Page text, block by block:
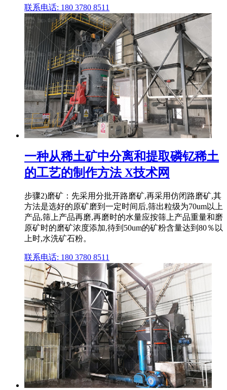
联系电话: 180 3780 8511
一种从稀土矿中分离和提取磷钇稀土
的工艺的制作方法 X技术网
步骤2)磨矿：先采用分批开路磨矿,再采用仿闭路磨矿,其
方法是选好的原矿磨到一定时间后,筛出粒级为70um以上
产品,筛上产品再磨,再磨时的水量应按筛上产品重量和磨
原矿时的磨矿浓度添加,待到50um的矿粉含量达到80％以
上时,水洗矿石粉。
联系电话: 180 3780 8511